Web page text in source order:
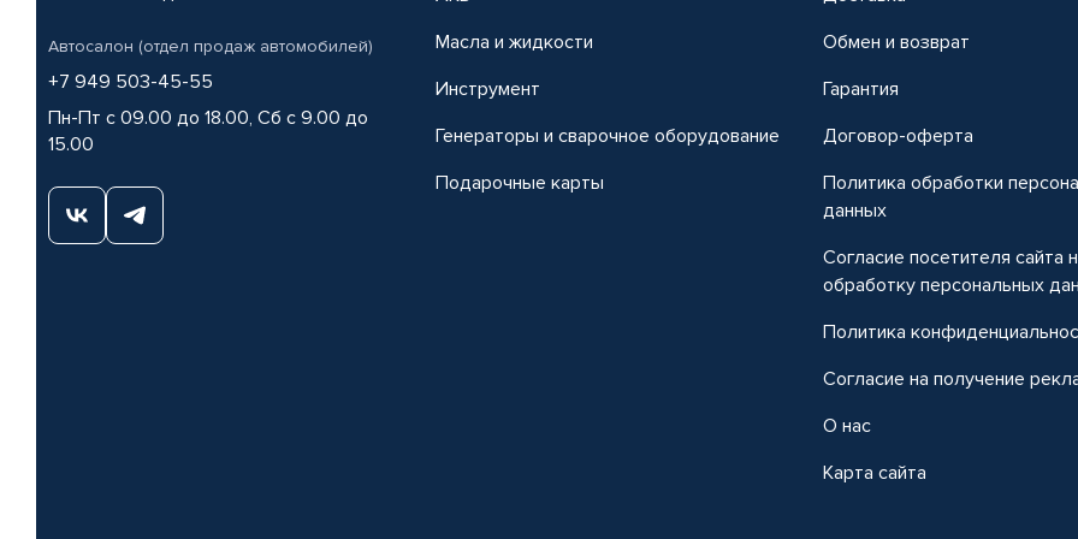
Автосалон (отдел продаж автомобилей)
+7 949 503-45-55
Пн-Пт с 09.00 до 18.00, Сб с 9.00 до
15.00
Масла и жидкости
Инструмент
Генераторы и сварочное оборудование
Подарочные карты
Обмен и возврат
Гарантия
Договор-оферта
Политика обработки
данных
Согласие посетителя сайта
обработку персональных
Политика
Согласие на получение
О нас
Карта сайта